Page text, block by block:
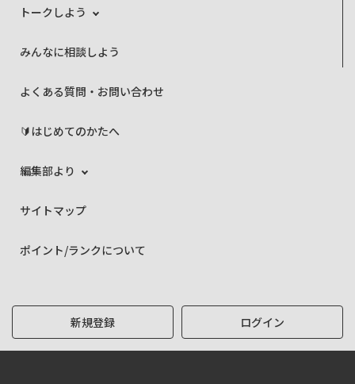
トークしよう
みんなに相談しよう
よくある質問・お問い合わせ
🔰はじめてのかたへ
編集部より
サイトマップ
ポイント/ランクについて
新規登録 ログイン